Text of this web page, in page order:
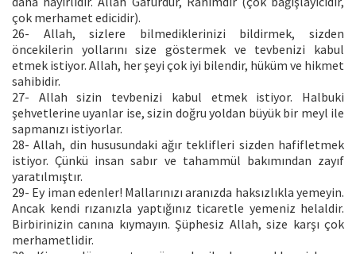
çok merhamet edicidir).
26- Allah, sizlere bilmediklerinizi bildirmek, sizden
öncekilerin yollarını size göstermek ve tevbenizi kabul
etmek istiyor. Allah, her şeyi çok iyi bilendir, hüküm ve hikmet
sahibidir.
27- Allah sizin tevbenizi kabul etmek istiyor. Halbuki
şehvetlerine uyanlar ise, sizin doğru yoldan büyük bir meyl ile
sapmanızı istiyorlar.
28- Allah, din hususundaki ağır teklifleri sizden hafifletmek
istiyor. Çünkü insan sabır ve tahammül bakımından zayıf
yaratılmıştır.
29- Ey iman edenler! Mallarınızı aranızda haksızlıkla yemeyin.
Ancak kendi rızanızla yaptığınız ticaretle yemeniz helaldir.
Birbirinizin canına kıymayın. Şüphesiz Allah, size karşı çok
merhametlidir.